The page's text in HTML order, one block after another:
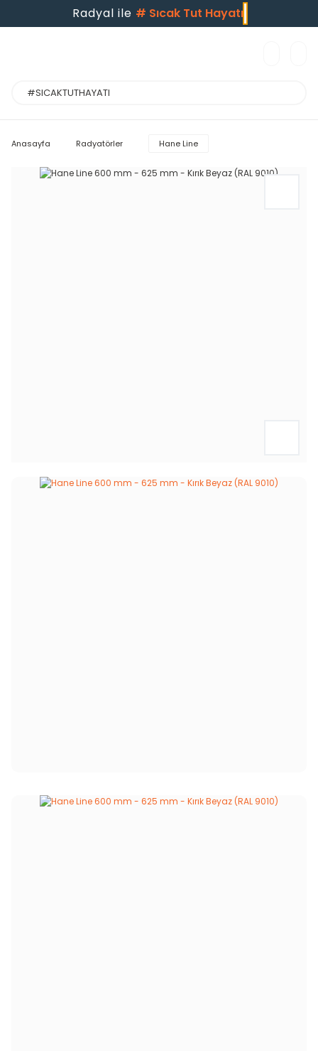
Radyal ile # Sıcak Tut Hayatı
Anasayfa Radyatörler Hane Line